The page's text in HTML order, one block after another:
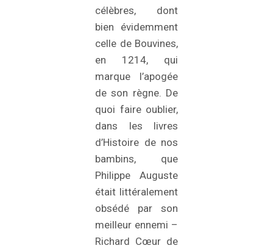
célèbres, dont
bien évidemment
celle de Bouvines,
en 1214, qui
marque l’apogée
de son règne. De
quoi faire oublier,
dans les livres
d’Histoire de nos
bambins, que
Philippe Auguste
était littéralement
obsédé par son
meilleur ennemi –
Richard Cœur de